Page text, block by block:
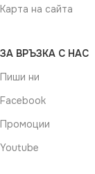
Карта на сайта
ЗА ВРЪЗКА С НАС
Пиши ни
Facebook
Промоции
Youtube